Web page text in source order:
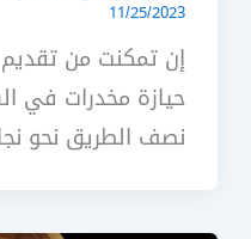
11/25/2023
إن تمكنت من
حيازة مخدرات في
نصف الطريق نحو